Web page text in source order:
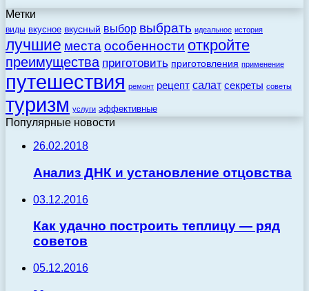
Метки
виды вкусное вкусный выбор выбрать идеальное история
лучшие места особенности откройте
преимущества приготовить приготовления применение
путешествия ремонт рецепт салат секреты советы
туризм услуги эффективные
Популярные новости
26.02.2018
Анализ ДНК и установление отцовства
03.12.2016
Как удачно построить теплицу — ряд
советов
05.12.2016